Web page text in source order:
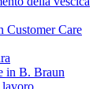
Customer Care
in B. Braun